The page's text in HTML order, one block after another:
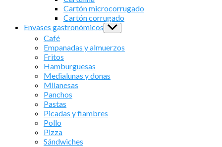
menu
Cartón microcorrugado
Cartón corrugado
Envases gastronómicos Show
sub
Café
Empanadas y almuerzos
Fritos
Hamburguesas
Medialunas y donas
Milanesas
Panchos
Pastas
Picadas y fiambres
Pollo
Pizza
Sándwiches